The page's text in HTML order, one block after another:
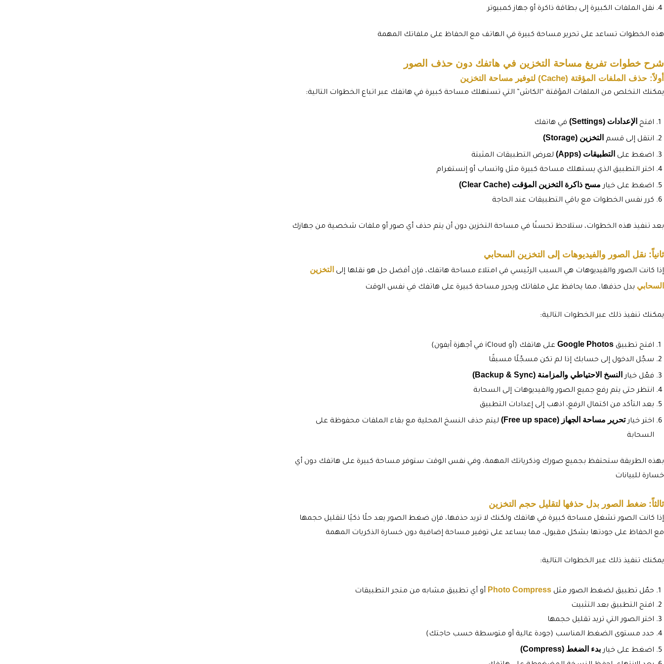
نقل الملفات الكبيرة إلى بطاقة ذاكرة أو جهاز كمبيوتر
هذه الخطوات تساعد على تحرير مساحة كبيرة في الهاتف مع الحفاظ على ملفاتك المهمة
شرح خطوات تفريغ مساحة التخزين في هاتفك دون حذف الصور
أولاً: حذف الملفات المؤقتة (Cache) لتوفير مساحة التخزين
يمكنك التخلص من الملفات المؤقتة “الكاش” التي تستهلك مساحة كبيرة في هاتفك عبر اتباع الخطوات التالية:
افتح الإعدادات (Settings) في هاتفك
انتقل إلى قسم التخزين (Storage)
اضغط على التطبيقات (Apps)
لعرض التطبيقات المثبتة
اختر التطبيق الذي يستهلك مساحة كبيرة مثل واتساب أو إنستغرام
اضغط على خيار مسح ذاكرة التخزين المؤقت (Clear Cache)
كرر نفس الخطوات مع باقي التطبيقات عند الحاجة
بعد تنفيذ هذه الخطوات، ستلاحظ تحسنًا في مساحة التخزين دون أن يتم حذف أي صور أو ملفات شخصية من جهازك
ثانياً: نقل الصور والفيديوهات إلى التخزين السحابي
إذا كانت الصور والفيديوهات هي السبب الرئيسي في امتلاء مساحة هاتفك، فإن أفضل حل هو نقلها إلى
التخزين
السحابي بدل حذفها، مما يحافظ على ملفاتك ويحرر مساحة كبيرة على هاتفك في نفس الوقت
يمكنك تنفيذ ذلك عبر الخطوات التالية:
افتح تطبيق Google Photos على هاتفك (أو iCloud في أجهزة آيفون)
سجّل الدخول إلى حسابك إذا لم تكن مسجّلًا مسبقًا
فعّل خيار النسخ الاحتياطي والمزامنة (Backup & Sync)
انتظر حتى يتم رفع جميع الصور والفيديوهات إلى السحابة
بعد التأكد من اكتمال الرفع، اذهب إلى إعدادات التطبيق
اختر خيارتحرير مساحة الجهاز (Free up space)
ليتم حذف النسخ المحلية مع بقاء الملفات محفوظة على
السحابة
بهذه الطريقة ستحتفظ بجميع صورك وذكرياتك المهمة، وفي نفس الوقت ستوفر مساحة كبيرة على هاتفك دون أي
خسارة للبيانات
ثالثاً: ضغط الصور بدل حذفها لتقليل حجم التخزين
إذا كانت الصور تشغل مساحة كبيرة في هاتفك ولكنك لا تريد حذفها، فإن ضغط الصور يعد حلًا ذكيًا لتقليل حجمها
مع الحفاظ على جودتها بشكل مقبول، مما يساعد على توفير مساحة إضافية دون خسارة الذكريات المهمة
يمكنك تنفيذ ذلك عبر الخطوات التالية:
حمّل تطبيق لضغط الصور مثل Photo Compress أو أي تطبيق مشابه من متجر التطبيقات
افتح التطبيق بعد التثبيت
اختر الصور التي تريد تقليل حجمها
حدد مستوى الضغط المناسب (جودة عالية أو متوسطة حسب حاجتك)
اضغط على خياربدء الضغط (Compress)